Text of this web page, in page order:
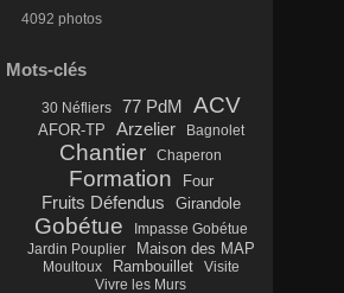
4092 photos
Mots-clés
30 Néfliers 77 PdM ACV
AFOR-TP Arzelier Bagnolet
Chantier Chaperon
Formation Four
Fruits Défendus Girandole
Gobétue
Impasse Gobétue
Jardin Pouplier
Maison des MAP
Moultoux Rambouillet
Visite
Vivre les Murs